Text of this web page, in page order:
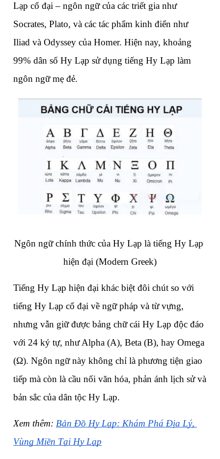
Lạp cổ đại – ngôn ngữ của các triết gia như
Socrates, Plato, và các tác phẩm kinh điển như
Iliad và Odyssey của Homer. Hiện nay, khoảng
99% dân số Hy Lạp sử dụng tiếng Hy Lạp làm
ngôn ngữ mẹ đẻ.
Ngôn ngữ chính thức của Hy Lạp là tiếng Hy Lạp
hiện đại (Modern Greek)
Tiếng Hy Lạp hiện đại khác biệt đôi chút so với
tiếng Hy Lạp cổ đại về ngữ pháp và từ vựng,
nhưng vẫn giữ được bảng chữ cái Hy Lạp độc đáo
với 24 ký tự, như Alpha (Α), Beta (Β), hay Omega
(Ω). Ngôn ngữ này không chỉ là phương tiện giao
tiếp mà còn là cầu nối văn hóa, phản ánh lịch sử và
bản sắc của dân tộc Hy Lạp.
Xem thêm: Bản Đồ Hy Lạp: Khám Phá Địa Lý,
Vùng Miền Tại Hy Lạp